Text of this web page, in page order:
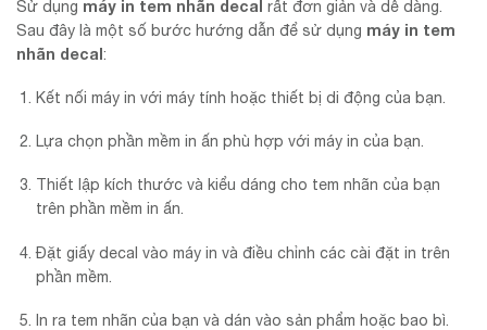
Sử dụng máy in tem nhãn decal rất đơn giản và dễ dàng.
Sau đây là một số bước hướng dẫn để sử dụng máy in tem
nhãn decal:
Kết nối máy in với máy tính hoặc thiết bị di động của bạn.
Lựa chọn phần mềm in ấn phù hợp với máy in của bạn.
Thiết lập kích thước và kiểu dáng cho tem nhãn của bạn
trên phần mềm in ấn.
Đặt giấy decal vào máy in và điều chỉnh các cài đặt in trên
phần mềm.
In ra tem nhãn của bạn và dán vào sản phẩm hoặc bao bì.